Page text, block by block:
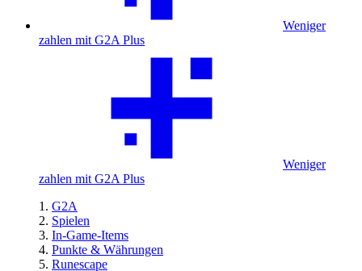
Weniger
zahlen mit G2A Plus
Weniger
zahlen mit G2A Plus
G2A
Spielen
In-Game-Items
Punkte & Währungen
Runescape